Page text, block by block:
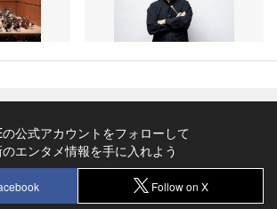
公式アカウントをフォローして
エンタメ情報を手に入れよう
Follow on X